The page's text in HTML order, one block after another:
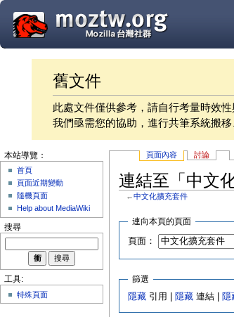
舊文件
此處文件僅供參考，請自行考量時效
我們亟需您的協助，進行共筆系統搬
頁面內容 討論
連結至「中文
←中文化擴充套件
連向本頁的頁面
頁面：
篩選
隱藏 引用 | 隱藏 連結 | 隱
本站導覽：
首頁
頁面近期變動
隨機頁面
Help about MediaWiki
搜尋
工具:
特殊頁面